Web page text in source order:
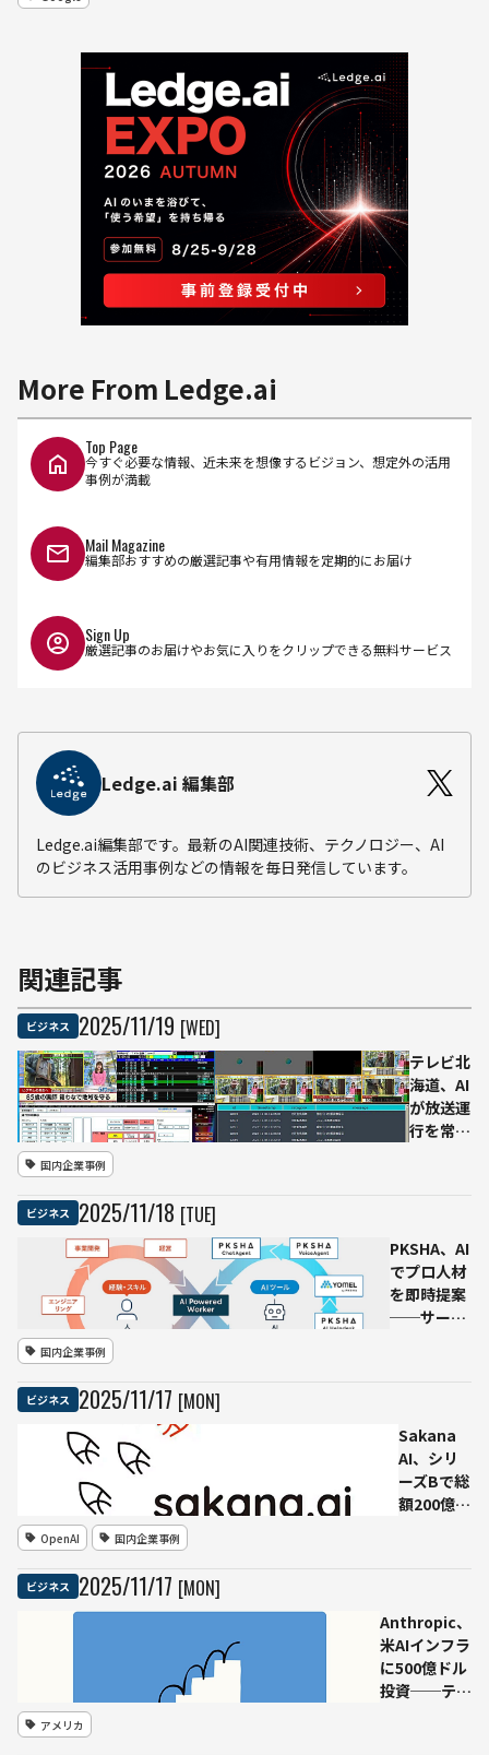
More From Ledge.ai
Top Page
今すぐ必要な情報、近未来を想像するビジョン、想定外の活用
事例が満載
Mail Magazine
編集部おすすめの厳選記事や有用情報を定期的にお届け
Sign Up
厳選記事のお届けやお気に入りをクリップできる無料サービス
Ledge.ai 編集部
Ledge.ai編集部です。最新のAI関連技術、テクノロジー、AI
のビジネス活用事例などの情報を毎日発信しています。
関連記事
ビジネス 2025/11/19 [WED]
テレビ北
海道、AI
が放送運
行を常時
AIPlus」
発表──
月額40
万円で提
国内企業事例
ビジネス 2025/11/18 [TUE]
PKSHA、AI
でプロ人材
を即時提案
──サーキ
ト
「PRONAVI
now」運用
開始
国内企業事例
ビジネス 2025/11/17 [MON]
Sakana
AI、シリ
ーズBで総
額200億円
外投資家
が出資、
企業価値
は約4,000
OpenAI 国内企業事例
ビジネス 2025/11/17 [MON]
Anthropic、
米AIインフラ
に500億ドル
投資──テキ
アメリカ